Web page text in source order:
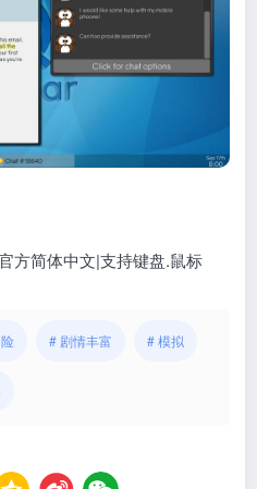
方简体中文|支持键盘.鼠标
# 剧情丰富 # 模拟